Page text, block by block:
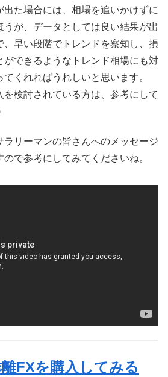
た場合には、相場を追いかけずに
が、データとしては良い結果が出
、早い段階でトレンドを察知し、損
ができるようなトレンド相場にも対
くれればうれしいと思います。
を検討されている方は、参考にして
ラリーマンの皆さんへのメッセージ
で参考にしてみてくださいね。
FXを購入してみる